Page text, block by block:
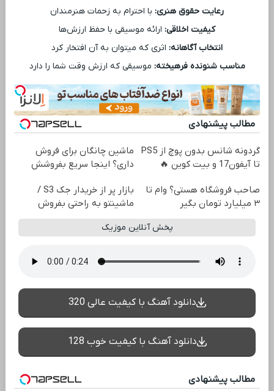
رعایت حقوق هنری: با احترام به زحمات هنرمندان
کیفیت اخلاقی: ارائه موسیقی با حفظ ارزش‌ها
انتخاب آگاهانه: اثری که میتوان به آن افتخار کرد
مناسب شنونده فرهیخته: موسیقی که ارزش وقت شما را دارد
مطالب پیشنهادی
گردونه شانس بدون پوچ از PS5
تا آیفون17 و بیت کوین 🔥
ماشین چانگان برای فروش
داری؟ اینجا سریع بفروشش
صاحب فروشگاه هستی؟ وام تا
۳ میلیارد تومان بگیر
بازار پر از خریدار جک S3 /
ماشینتو به راحتی بفروش
پخش آنلاین موزیک
دانلود آهنگ با کیفیت عالی 320
دانلود آهنگ با کیفیت خوب 128
مطالب پیشنهادی